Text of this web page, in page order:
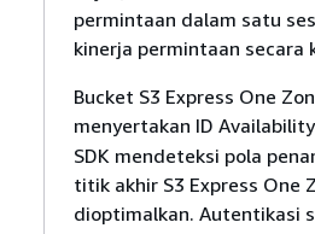
permintaan dalam satu
kinerja permintaan secara
Bucket S3 Express One
menyertakan ID
SDK mendeteksi pola
titik akhir S3 Express One
dioptimalkan. Autentikasi